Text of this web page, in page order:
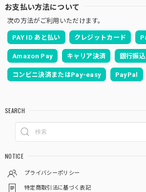
お支払い方法について
次の方法がご利用いただけます。
PAY ID あと払い クレジットカード
Amazon Pay キャリア決済 銀行振込
コンビニ決済またはPay-easy PayPal
SEARCH
NOTICE
プライバシーポリシー
特定商取引法に基づく表記